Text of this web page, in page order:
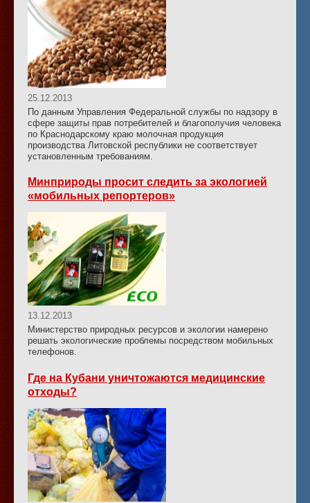
25.12.2013
По данным Управления Федеральной службы по надзору в
сфере защиты прав потребителей и благополучия человека
по Краснодарскому краю молочная продукция
производства Литовской республики не соответствует
установленным требованиям.
Минприроды просит следить за экологией
«мобильных репортеров»
13.12.2013
Министерство природных ресурсов и экологии намерено
решать экологические проблемы посредством мобильных
телефонов.
Где на Кубани уничтожаются медицинские
отходы?